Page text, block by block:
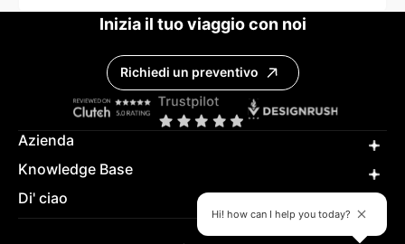
Inizia il tuo viaggio con noi
Richiedi un preventivo
Azienda
Knowledge Base
Di' ciao
Hi! how can I help you today?